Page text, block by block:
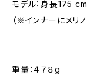
モデル：身長175
（※インナーにメリ
重量：４７８g